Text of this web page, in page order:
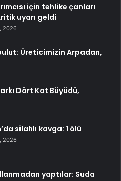
için tehlike çanları
uyarı geldi
2026
Üreticimizin Arpadan,
Dört Kat Büyüdü,
silahlı kavga: 1 ölü
2026
yaptılar: Suda